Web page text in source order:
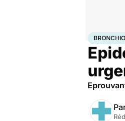
AccueilSanté